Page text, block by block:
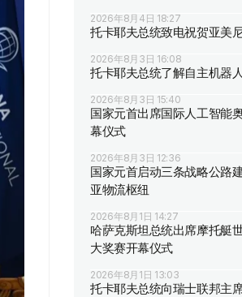
2026年8月4日 18:27
托卡耶夫总统致电祝贺亚美
2026年8月3日 16:08
托卡耶夫总统了解自主机器
2026年8月3日 15:40
国家元首出席国际人工智能
幕仪式
2026年8月3日 12:36
国家元首启动三条战略公路
亚物流枢纽
2026年8月1日 14:27
哈萨克斯坦总统出席摩托艇
大奖赛开幕仪式
2026年8月1日 13:03
托卡耶夫总统向瑞士联邦主